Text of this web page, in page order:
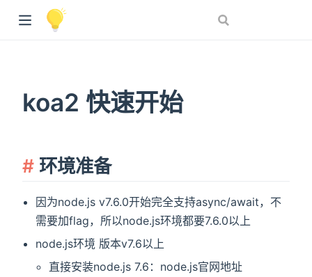
koa2 快速开始
环境准备
因为node.js v7.6.0开始完全支持async/await，不
需要加flag，所以node.js环境都要7.6.0以上
node.js环境 版本v7.6以上
直接安装node.js 7.6：node.js官网地址